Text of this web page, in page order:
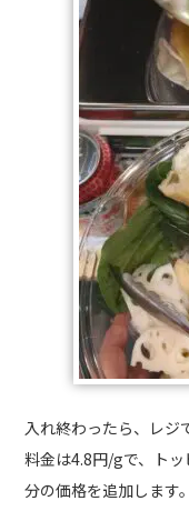
入れ終わったら、レジ
料金は4.8円/gで、ト
分の価格を追加します。